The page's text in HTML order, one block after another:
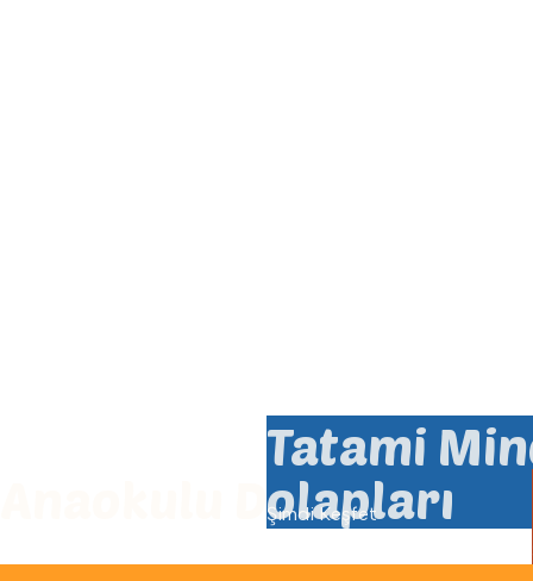
Tatami
Şimdi Keşfet
Anaokulu Dolapları
Şimdi Keşfet